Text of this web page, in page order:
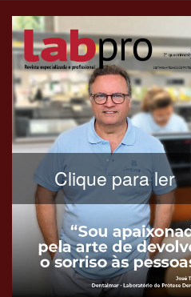
Clique para ler